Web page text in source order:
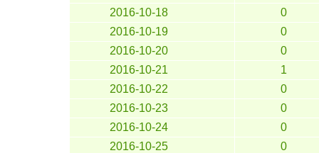
2016-10-18
0
2016-10-19
0
2016-10-20
0
2016-10-21
1
2016-10-22
0
2016-10-23
0
2016-10-24
0
2016-10-25
0